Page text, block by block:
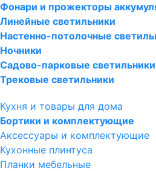
Фонари и прожекторы
Линейные светильники
Настенно-потолочные
Ночники
Садово-парковые светильники
Трековые светильники
Кухня и товары для дома
Бортики и комплектующие
Аксессуары и комплектующие
Кухонные плинтуса
Планки мебельные